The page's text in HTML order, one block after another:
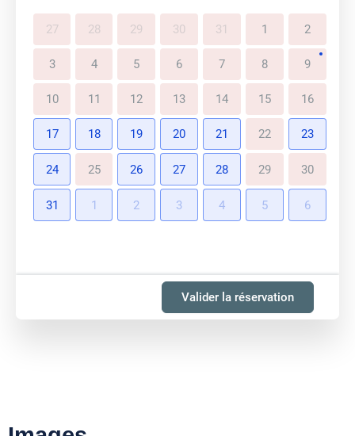
27 28 29 30 31 1 2
3 4 5 6 7 8 9
10 11 12 13 14 15 16
17 18 19 20 21 22 23
24 25 26 27 28 29 30
31 1 2 3 4 5 6
Valider la réservation